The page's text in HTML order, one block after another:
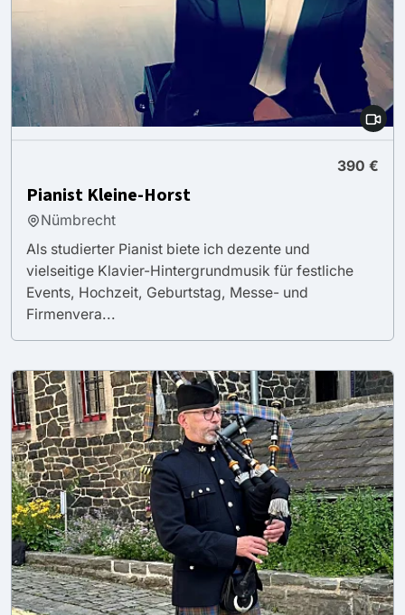
390 €
Pianist Kleine-Horst
Nümbrecht
Als studierter Pianist biete ich dezente und
vielseitige Klavier-Hintergrundmusik für festliche
Events, Hochzeit, Geburtstag, Messe- und
Firmenvera...